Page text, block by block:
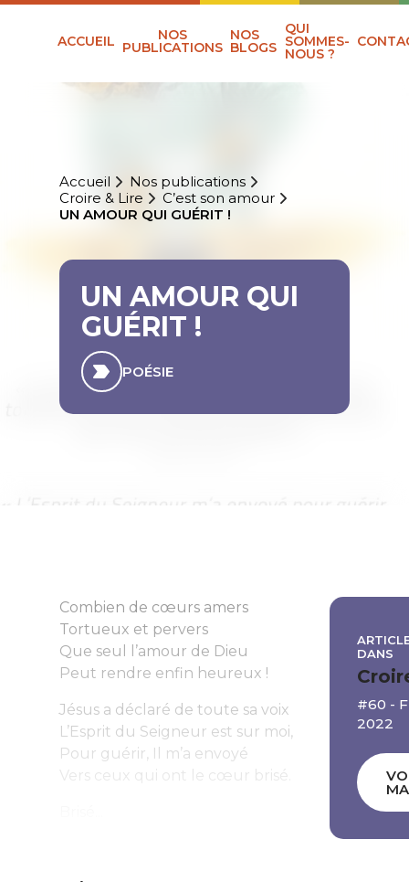
ACCUEIL NOS
PUBLICATIONS
NOS
BLOGS
QUI
SOMMES-
NOUS ?
Accueil
Nos publications
Croire & Lire
C’est son amour
UN AMOUR QUI GUÉRIT !
UN AMOUR QUI
GUÉRIT !
POÉSIE
Combien de cœurs amers
Tortueux et pervers
Que seul l’amour de Dieu
Peut rendre enfin heureux !
Jésus a déclaré de toute sa voix
L’Esprit du Seigneur est sur moi,
Pour guérir, Il m’a envoyé
Vers ceux qui ont le cœur brisé.
DANS
#60 -
2022